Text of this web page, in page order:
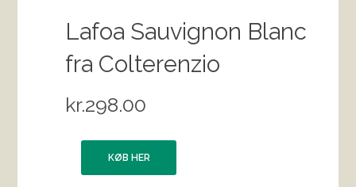
Lafoa Sauvignon Blanc
fra Colterenzio
kr.298.00
KØB HER